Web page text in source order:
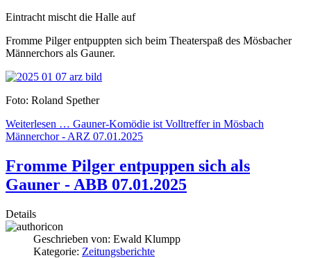
Eintracht mischt die Halle auf
Fromme Pilger entpuppten sich beim Theaterspaß des Mösbacher
Männerchors als Gauner.
Foto: Roland Spether
Weiterlesen … Gauner-Komödie ist Volltreffer in Mösbach
Männerchor - ARZ 07.01.2025
Fromme Pilger entpuppen sich als
Gauner - ABB 07.01.2025
Details
Geschrieben von: Ewald Klumpp
Kategorie: Zeitungsberichte